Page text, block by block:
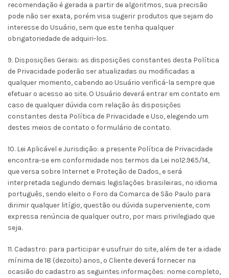
recomendação é gerada a partir de algoritmos, sua precisão
pode não ser exata, porém visa sugerir produtos que sejam do
interesse do Usuário, sem que este tenha qualquer
obrigatoriedade de adquiri-los.
9. Disposições Gerais: as disposições constantes desta Política
de Privacidade poderão ser atualizadas ou modificadas a
qualquer momento, cabendo ao Usuário verificá-la sempre que
efetuar o acesso ao site. O Usuário deverá entrar em contato em
caso de qualquer dúvida com relação às disposições
constantes desta Política de Privacidade e Uso, elegendo um
destes meios de contato o formulário de contato.
10. Lei Aplicável e Jurisdição: a presente Política de Privacidade
encontra-se em conformidade nos termos da Lei nº12.965/14,
que versa sobre Internet e Proteção de Dados, e será
interpretada segundo demais legislações brasileiras, no idioma
português, sendo eleito o Foro da Comarca de São Paulo para
dirimir qualquer litígio, questão ou dúvida superveniente, com
expressa renúncia de qualquer outro, por mais privilegiado que
seja.
11. Cadastro: para participar e usufruir do site, além de ter a idade
mínima de 18 (dezoito) anos, o Cliente deverá fornecer na
ocasião do cadastro as seguintes informações: nome completo,